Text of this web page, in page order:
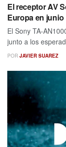
El receptor AV
Europa en junio
El Sony TA-
junto a los
POR JAVIER SUAREZ